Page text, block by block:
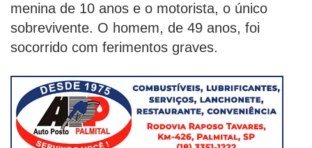
menina de 10 anos e o motorista, o único
sobrevivente. O homem, de 49 anos, foi
socorrido com ferimentos graves.